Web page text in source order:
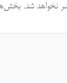
نخواهد شد.